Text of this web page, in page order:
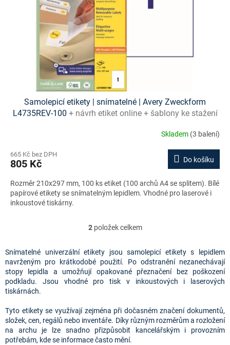
Samolepicí etikety | snímatelné | Avery Zweckform
L4735REV-100 + návrh etiket online + šablony ke stažení
Skladem (3 balení)
665 Kč bez DPH
805 Kč Do košíku
Rozměr 210x297 mm, 100 ks etiket (100 archů A4 se splitem). Bílé
papírové etikety se snímatelným lepidlem. Vhodné pro laserové i
inkoustové tiskárny.
O
l
á
d
a
p
r
v
k
2položek celkem
Snímatelné univerzální etikety jsou samolepicí etikety s lepidlem
navrženým pro krátkodobé použití. Po odstranění nezanechávají
stopy lepidla a umožňují opakované přeznačení bez poškození
podkladu. Jsou vhodné pro tisk v inkoustových i laserových
tiskárnách.
Tyto etikety se využívají zejména při dočasném značení dokumentů,
složek, cen, regálů nebo inventáře. Díky různým rozměrům a rozložení
na archu je lze snadno přizpůsobit kancelářským i provozním
potřebám, kde se informace často mění.